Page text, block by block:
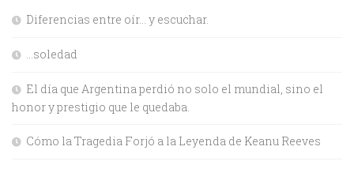
Diferencias entre oír… y escuchar.
…soledad
El día que Argentina perdió no solo el mundial, sino el
honor y prestigio que le quedaba.
Cómo la Tragedia Forjó a la Leyenda de Keanu Reeves